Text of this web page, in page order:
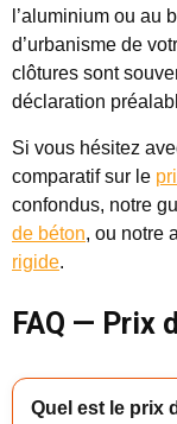
l’aluminium ou au
d’urbanisme de
clôtures sont
déclaration
Si vous hésitez
comparatif sur le
confondus, notre
de béton, ou notre
rigide.
FAQ — Prix
Quel est le prix